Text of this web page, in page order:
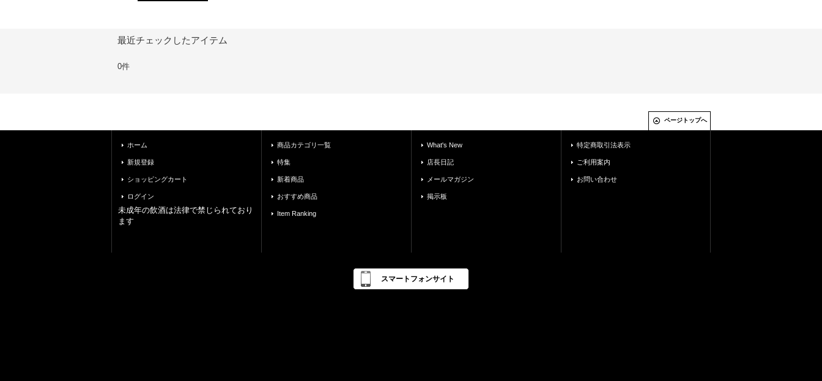
最近チェックしたアイテム
0件
ページトップへ
ホーム
新規登録
ショッピングカート
ログイン
未成年の飲酒は法律で禁じられており
ます
商品カテゴリ一覧
特集
新着商品
おすすめ商品
Item Ranking
What's New
店長日記
メールマガジン
掲示板
特定商取引法表示
ご利用案内
お問い合わせ
スマートフォンサイト